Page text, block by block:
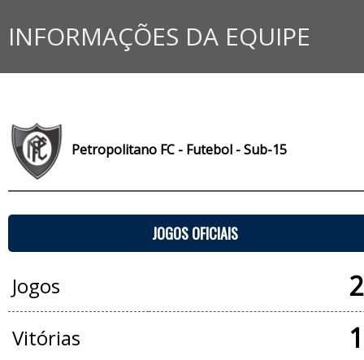
INFORMAÇÕES DA EQUIPE
Petropolitano FC - Futebol - Sub-15
JOGOS OFICIAIS
Jogos
Vitórias